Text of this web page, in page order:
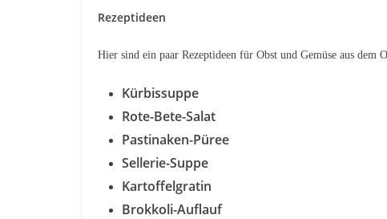
Rezeptideen
Hier sind ein paar Rezeptideen für Obst und Gemüse aus dem
Kürbissuppe
Rote-Bete-Salat
Pastinaken-Püree
Sellerie-Suppe
Kartoffelgratin
Brokkoli-Auflauf